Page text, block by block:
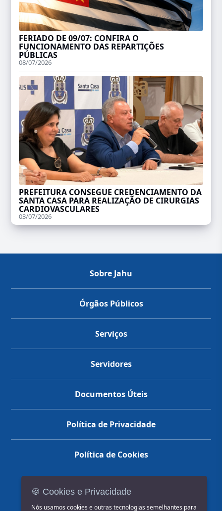
FERIADO DE 09/07: CONFIRA O
FUNCIONAMENTO DAS REPARTIÇÕES
PÚBLICAS
08/07/2026
PREFEITURA CONSEGUE CREDENCIAMENTO DA
SANTA CASA PARA REALIZAÇÃO DE CIRURGIAS
CARDIOVASCULARES
03/07/2026
Sobre Jahu
Órgãos Públicos
Serviços
Servidores
Documentos Úteis
Política de Privacidade
Política de Cookies
🍪 Cookies e Privacidade
Nós usamos cookies e outras tecnologias semelhantes para